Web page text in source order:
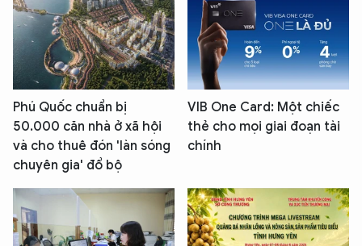
Phú Quốc chuẩn bị
50.000 căn nhà ở xã hội
và cho thuê đón 'làn sóng
chuyên gia' đổ bộ
VIB One Card: Một chiếc
thẻ cho mọi giai đoạn tài
chính